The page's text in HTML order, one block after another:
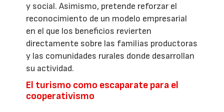
y social. Asimismo, pretende reforzar el
reconocimiento de un modelo empresarial
en el que los beneficios revierten
directamente sobre las familias productoras
y las comunidades rurales donde desarrollan
su actividad.
El turismo como escaparate para el
cooperativismo